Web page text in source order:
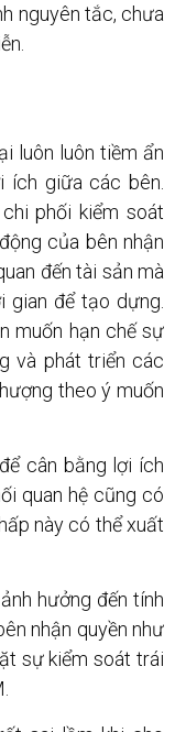
nguyên tắc, chưa
luôn luôn tiềm ẩn
ích giữa các bên.
phối kiểm soát
của bên nhận
đến tài sản mà
gian để tạo dựng.
muốn hạn chế sự
và phát triển các
theo ý muốn
cân bằng lợi ích
quan hệ cũng có
này có thể xuất
hưởng đến tính
nhận quyền như
sự kiểm soát trái